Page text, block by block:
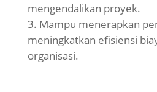
mengendalikan proyek.
Mampu menerapkan
meningkatkan efisiensi
organisasi.